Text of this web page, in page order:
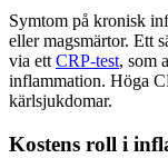
Symtom på kronisk
eller magsmärtor. Ett
via ett CRP-test, som
inflammation. Höga
kärlsjukdomar.
Kostens roll i